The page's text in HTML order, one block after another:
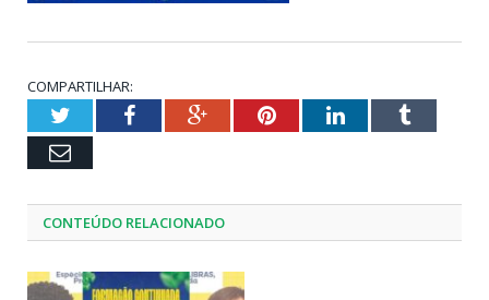
COMPARTILHAR:
TwitterFacebookGoogle+PinterestLinkedInTumblr
Email
CONTEÚDO RELACIONADO